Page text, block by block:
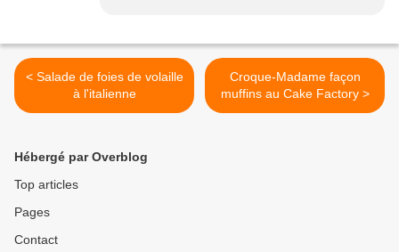
< Salade de foies de volaille
à l'italienne
Croque-Madame façon
muffins au Cake Factory >
Hébergé par Overblog
Top articles
Pages
Contact